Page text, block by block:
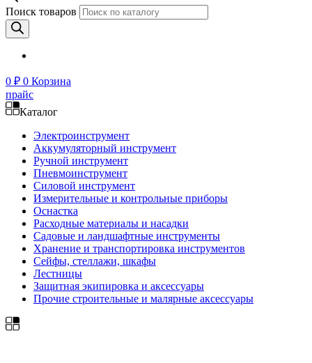
Поиск товаров
0 ₽ 0 Корзина
прайс
Каталог
Электроинструмент
Аккумуляторный инструмент
Ручной инструмент
Пневмоинструмент
Силовой инструмент
Измерительные и контрольные приборы
Оснастка
Расходные материалы и насадки
Садовые и ландшафтные инструменты
Хранение и транспортировка инструментов
Сейфы, стеллажи, шкафы
Лестницы
Защитная экипировка и аксессуары
Прочие строительные и малярные аксессуары